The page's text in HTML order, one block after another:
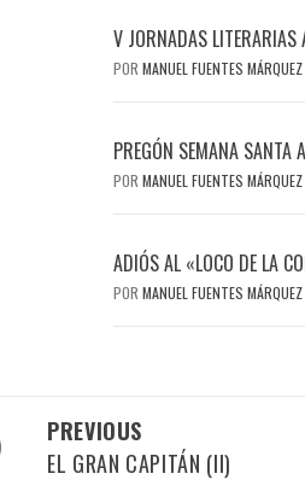
V JORNADAS LITERARIAS
POR MANUEL FUENTES MÁRQUEZ
PREGÓN SEMANA
POR MANUEL FUENTES MÁRQUEZ
ADIÓS AL «LOCO DE LA
POR MANUEL FUENTES MÁRQUEZ
PREVIOUS
EL GRAN CAPITÁN (II)